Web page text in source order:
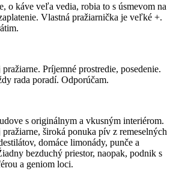
o káve veľa vedia, robia to s úsmevom na
Vlastná pražiarnička je veľké +.
Príjemné prostredie, posedenie.
rada poradí. Odporúčam.
s originálnym a vkusným interiérom.
široká ponuka pív z remeselných
domáce limonády, punče a
bezduchý priestor, naopak, podnik s
a geniom loci.